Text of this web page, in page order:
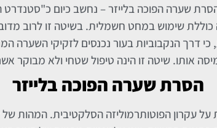
שערה הפוכה בלייזר – נחשב כיום כ"סטנדרט
כוללת שימוש במחט חשמלית. בשיטה זו לרוב
כי דרך הנקבוביות בעור נכנסים לזקיקי
אותו. שיטה זו הינה טיפול שטחי ולא מבוקר
הסרת שערה הפוכה בלייזר
עקרון הפוטותרמוליזה הסלקטיבית. המהות